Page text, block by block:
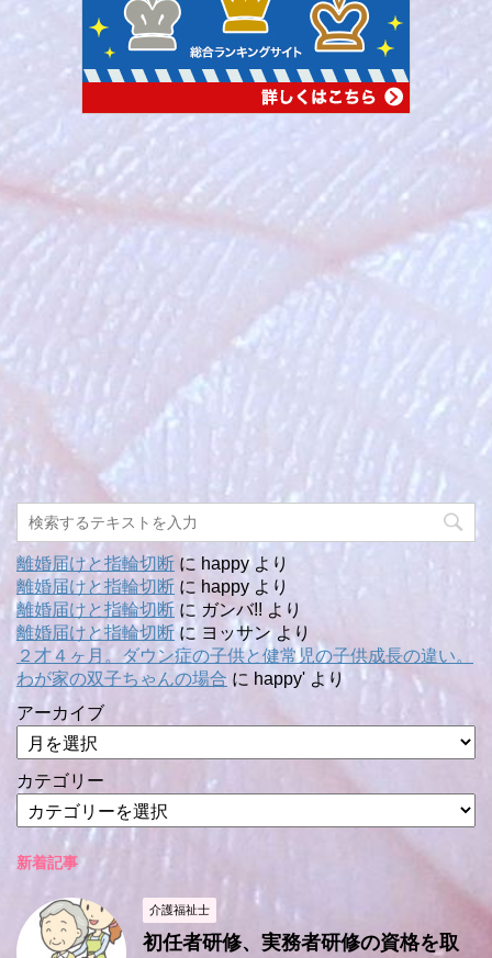
離婚届けと指輪切断 に happyより
離婚届けと指輪切断 に happy より
離婚届けと指輪切断 に ガンバ!! より
離婚届けと指輪切断 に ヨッサンより
２才４ヶ月。ダウン症の子供と健常児の子供成長の違い。
わが家の双子ちゃんの場合 に happy' より
アーカイブ
カテゴリー
新着記事
介護福祉士
初任者研修、実務者研修の資格を取